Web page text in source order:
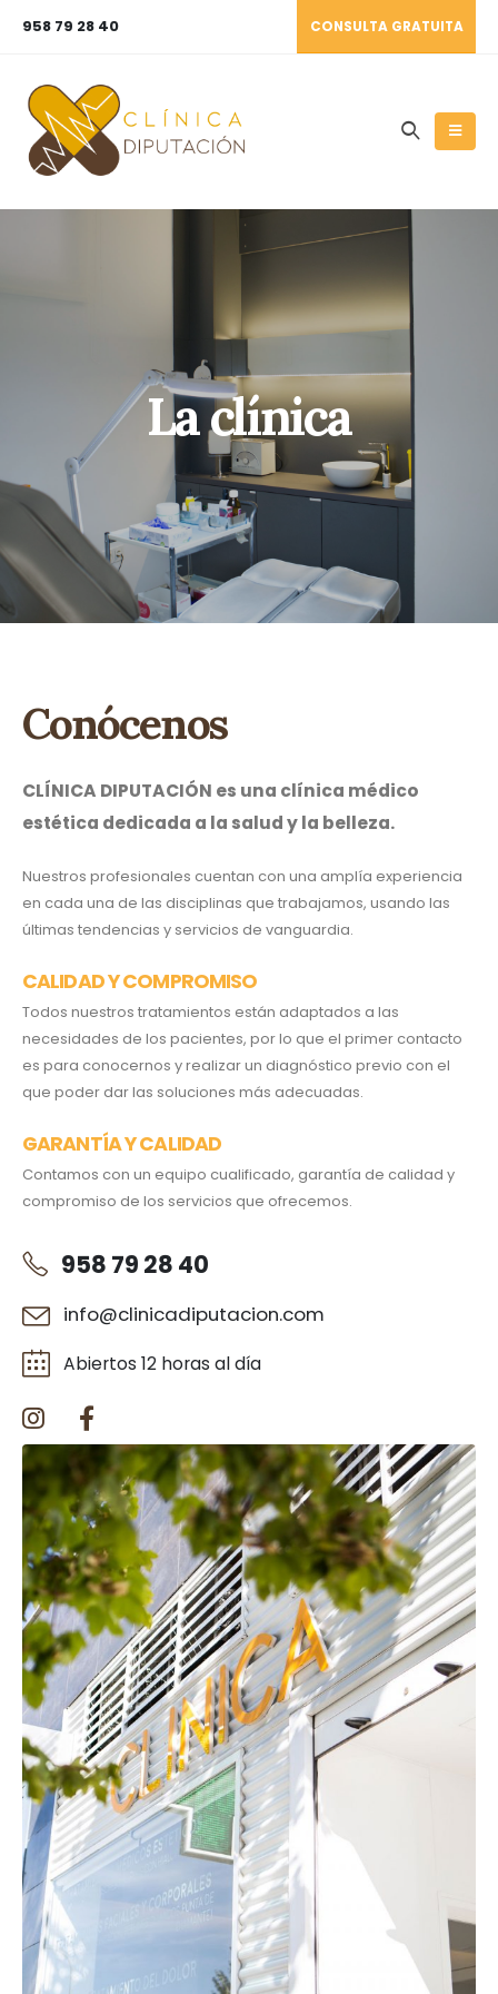
958 79 28 40 CONSULTA GRATUITA
La clínica
Conócenos
CLÍNICA DIPUTACIÓN es una clínica médico
estética dedicada a la salud y la belleza.
Nuestros profesionales cuentan con una amplía experiencia
en cada una de las disciplinas que trabajamos, usando las
últimas tendencias y servicios de vanguardia.
CALIDAD Y COMPROMISO
Todos nuestros tratamientos están adaptados a las
necesidades de los pacientes, por lo que el primer contacto
es para conocernos y realizar un diagnóstico previo con el
que poder dar las soluciones más adecuadas.
GARANTÍA Y CALIDAD
Contamos con un equipo cualificado, garantía de calidad y
compromiso de los servicios que ofrecemos.
958 79 28 40
info@clinicadiputacion.com
Abiertos 12 horas al día